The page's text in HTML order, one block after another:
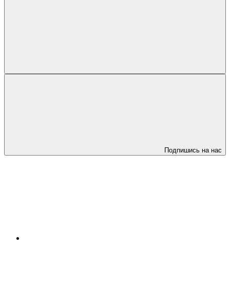
Подпишись на нас